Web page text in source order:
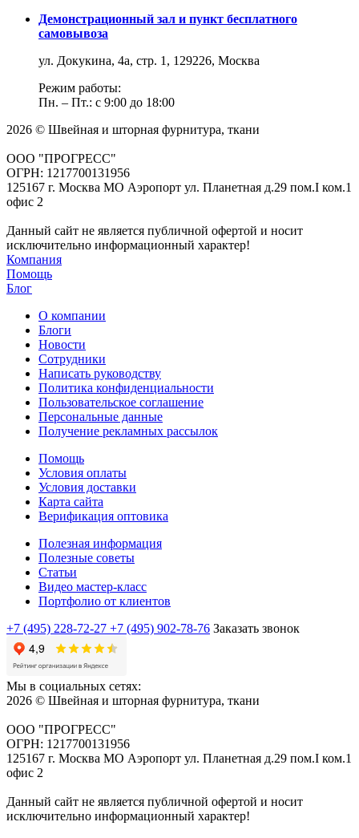
Демонстрационный зал и пункт бесплатного
самовывоза
ул. Докукина, 4а, стр. 1, 129226, Москва
Режим работы:
Пн. – Пт.: с 9:00 до 18:00
2026 © Швейная и шторная фурнитура, ткани
ООО "ПРОГРЕСС"
ОГРН: 1217700131956
125167 г. Москва МО Аэропорт ул. Планетная д.29 пом.I ком.1
офис 2
Данный сайт не является публичной офертой и носит
исключительно информационный характер!
Компания
Помощь
Блог
О компании
Блоги
Новости
Сотрудники
Написать руководству
Политика конфиденциальности
Пользовательское соглашение
Персональные данные
Получение рекламных рассылок
Помощь
Условия оплаты
Условия доставки
Карта сайта
Верификация оптовика
Полезная информация
Полезные советы
Статьи
Видео мастер-класс
Портфолио от клиентов
+7 (495) 228-72-27 +7 (495) 902-78-76 Заказать звонок
Мы в социальных сетях:
2026 © Швейная и шторная фурнитура, ткани
ООО "ПРОГРЕСС"
ОГРН: 1217700131956
125167 г. Москва МО Аэропорт ул. Планетная д.29 пом.I ком.1
офис 2
Данный сайт не является публичной офертой и носит
исключительно информационный характер!